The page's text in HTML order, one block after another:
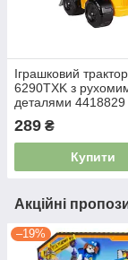
Іграшковий трактор
6290TXK з
деталями 4418829
289 ₴
Купити
Акційні
–19%